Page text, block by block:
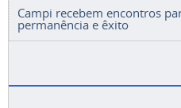
Campi recebem encontros
permanência e êxito